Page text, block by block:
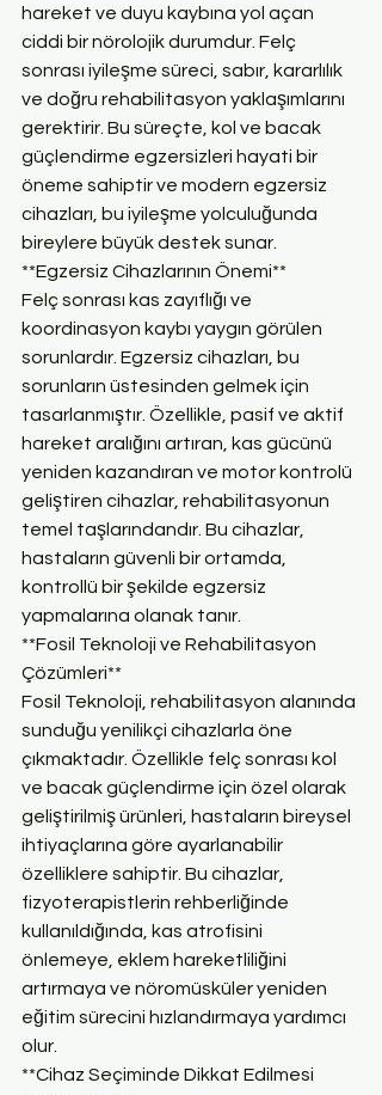
hareket ve duyu kaybına yol açan
ciddi bir nörolojik durumdur. Felç
sonrası iyileşme süreci, sabır, kararlılık
ve doğru rehabilitasyon yaklaşımlarını
gerektirir. Bu süreçte, kol ve bacak
güçlendirme egzersizleri hayati bir
öneme sahiptir ve modern egzersiz
cihazları, bu iyileşme yolculuğunda
bireylere büyük destek sunar.
**Egzersiz Cihazlarının Önemi**
Felç sonrası kas zayıflığı ve
koordinasyon kaybı yaygın görülen
sorunlardır. Egzersiz cihazları, bu
sorunların üstesinden gelmek için
tasarlanmıştır. Özellikle, pasif ve aktif
hareket aralığını artıran, kas gücünü
yeniden kazandıran ve motor kontrolü
geliştiren cihazlar, rehabilitasyonun
temel taşlarındandır. Bu cihazlar,
hastaların güvenli bir ortamda,
kontrollü bir şekilde egzersiz
yapmalarına olanak tanır.
**Fosil Teknoloji ve Rehabilitasyon
Çözümleri**
Fosil Teknoloji, rehabilitasyon alanında
sunduğu yenilikçi cihazlarla öne
çıkmaktadır. Özellikle felç sonrası kol
ve bacak güçlendirme için özel olarak
geliştirilmiş ürünleri, hastaların bireysel
ihtiyaçlarına göre ayarlanabilir
özelliklere sahiptir. Bu cihazlar,
fizyoterapistlerin rehberliğinde
kullanıldığında, kas atrofisini
önlemeye, eklem hareketliliğini
artırmaya ve nöromüsküler yeniden
eğitim sürecini hızlandırmaya yardımcı
olur.
**Cihaz Seçiminde Dikkat Edilmesi